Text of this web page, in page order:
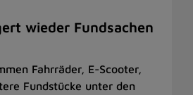
wieder Fundsachen
Fahrräder, E-Scooter,
Fundstücke unter den